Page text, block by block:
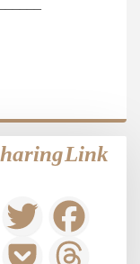
Link